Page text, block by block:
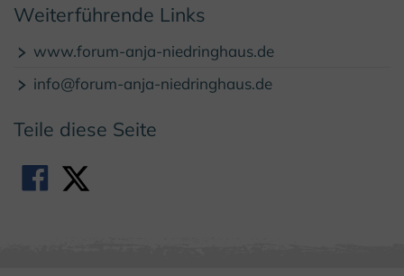
Weiterführende Links
www.forum-anja-niedringhaus.de
info@forum-anja-niedringhaus.de
Teile diese Seite